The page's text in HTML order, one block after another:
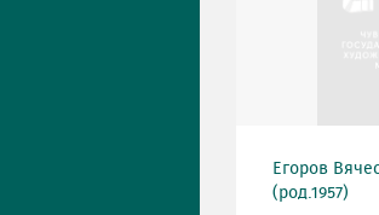
Егоров
(род.1957)